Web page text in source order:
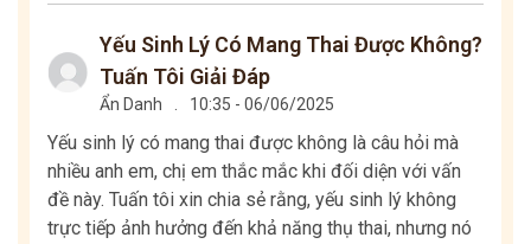
Yếu Sinh Lý Có Mang Thai Được Không?
Tuấn Tôi Giải Đáp
Ẩn Danh 10:35 - 06/06/2025
Yếu sinh lý có mang thai được không là câu hỏi mà
nhiều anh em, chị em thắc mắc khi đối diện với vấn
đề này. Tuấn tôi xin chia sẻ rằng, yếu sinh lý không
trực tiếp ảnh hưởng đến khả năng thụ thai, nhưng nó